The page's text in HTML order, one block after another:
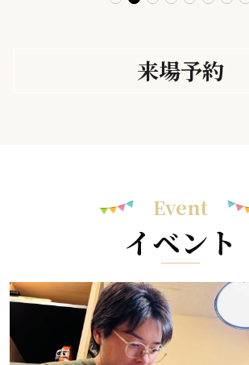
来場予約
Event
イベント